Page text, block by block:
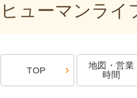
ヒューマンライ
TOP
地図・営業
時間